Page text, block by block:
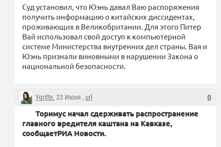
Суд установил, что Юэнь давал Ваю распоряжения
получить информацию о китайских диссидентах,
проживающих в Великобритании. Для этого Питер
Вай использовал свой доступ к компьютерной
системе Министерства внутренних дел страны. Вая и
Юэнь признали виновными в нарушении Закона о
национальной безопасности.
0
Ygritte, 23 Июня , url
Торимус начал сдерживать распространение
главного вредителя каштана на Кавказе,
сообщаетРИА Новости.